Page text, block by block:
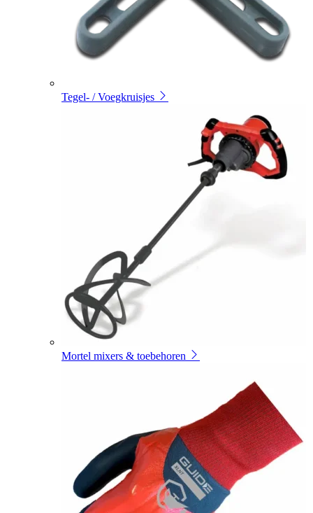
Tegel- / Voegkruisjes
Mortel mixers & toebehoren